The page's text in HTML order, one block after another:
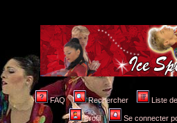
FAQ Rechercher Liste
Profil Se connecter